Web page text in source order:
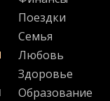
Поездки
Семья
Любовь
Здоровье
Образование